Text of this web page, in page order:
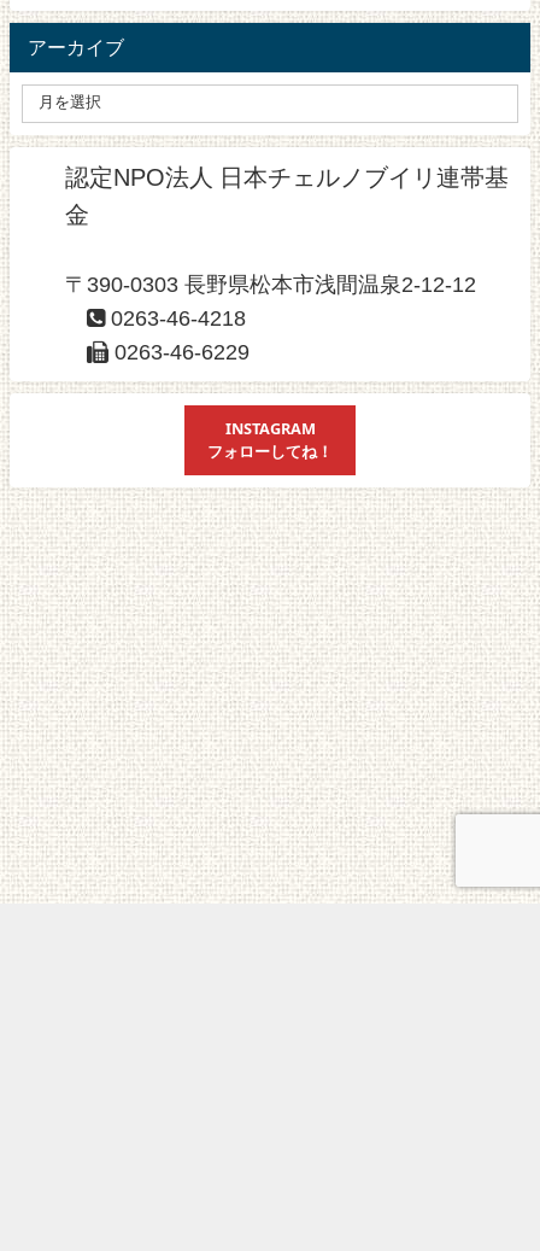
アーカイブ
認定NPO法人 日本チェルノブイリ連帯基
金
〒390-0303 長野県松本市浅間温泉2-12-12
0263-46-4218
0263-46-6229
INSTAGRAM
フォローしてね！